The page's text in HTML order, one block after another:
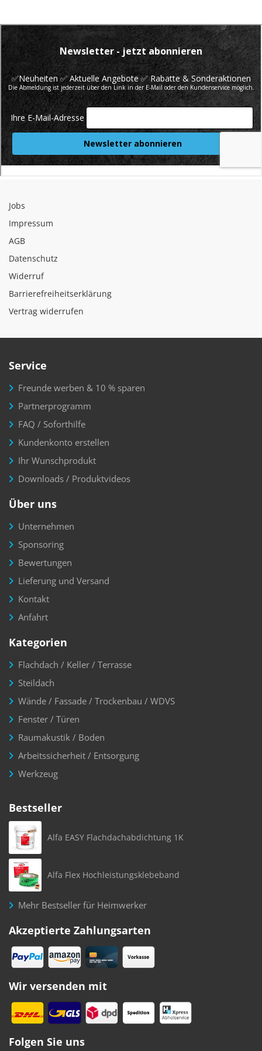
Jobs
Impressum
AGB
Datenschutz
Widerruf
Barrierefreiheitserklärung
Vertrag widerrufen
Service
Freunde werben & 10 % sparen
Partnerprogramm
FAQ / Soforthilfe
Kundenkonto erstellen
Ihr Wunschprodukt
Downloads / Produktvideos
Über uns
Unternehmen
Sponsoring
Bewertungen
Lieferung und Versand
Kontakt
Anfahrt
Kategorien
Flachdach / Keller / Terrasse
Steildach
Wände / Fassade / Trockenbau / WDVS
Fenster / Türen
Raumakustik / Boden
Arbeitssicherheit / Entsorgung
Werkzeug
Bestseller
Alfa EASY Flachdachabdichtung 1K
Alfa Flex Hochleistungsklebeband
Mehr Bestseller für Heimwerker
Akzeptierte Zahlungsarten
Wir versenden mit
Folgen Sie uns